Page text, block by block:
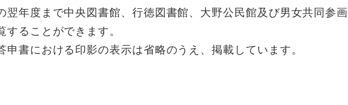
翌年度まで中央図書館、行徳図書館、大野公民館及び男女共同参画
ることができます。
申書における印影の表示は省略のうえ、掲載しています。